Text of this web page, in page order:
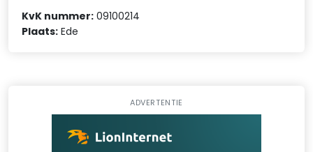
KvK nummer: 09100214
Plaats: Ede
ADVERTENTIE